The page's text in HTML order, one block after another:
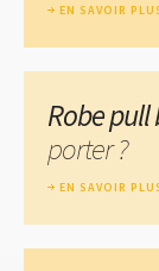
EN SAVOIR
Robe
porter ?
EN SAVOIR